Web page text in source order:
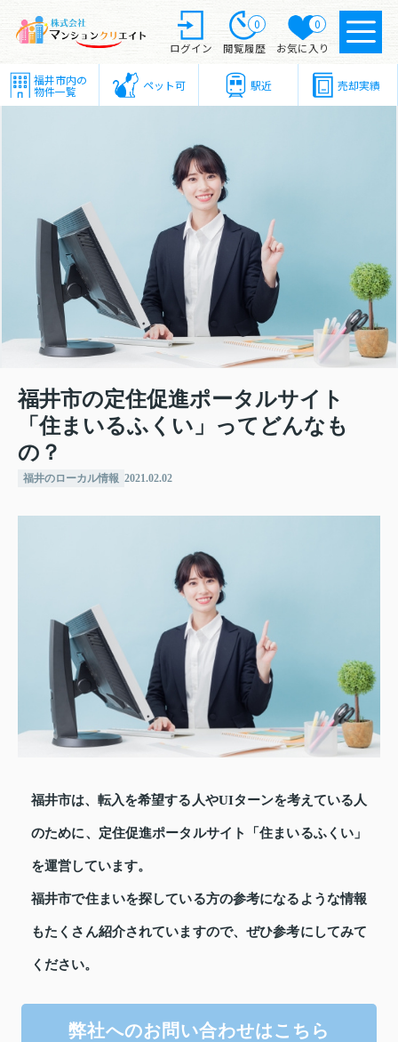
ログイン
0
閲覧履歴
0
お気に入り
福井市内の
物件一覧 ペット可 駅近 売却実績
福井市の定住促進ポータルサイト
「住まいるふくい」ってどんなも
の？
福井のローカル情報 2021.02.02
福井市は、転入を希望する人やUIターンを考えている人
のために、定住促進ポータルサイト「住まいるふくい」
を運営しています。
福井市で住まいを探している方の参考になるような情報
もたくさん紹介されていますので、ぜひ参考にしてみて
ください。
弊社へのお問い合わせはこちら